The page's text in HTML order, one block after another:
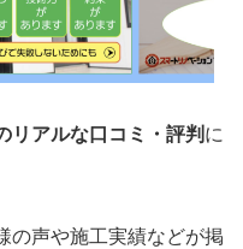
リアルな口コミ・評判 に
の声や施工実績などが掲